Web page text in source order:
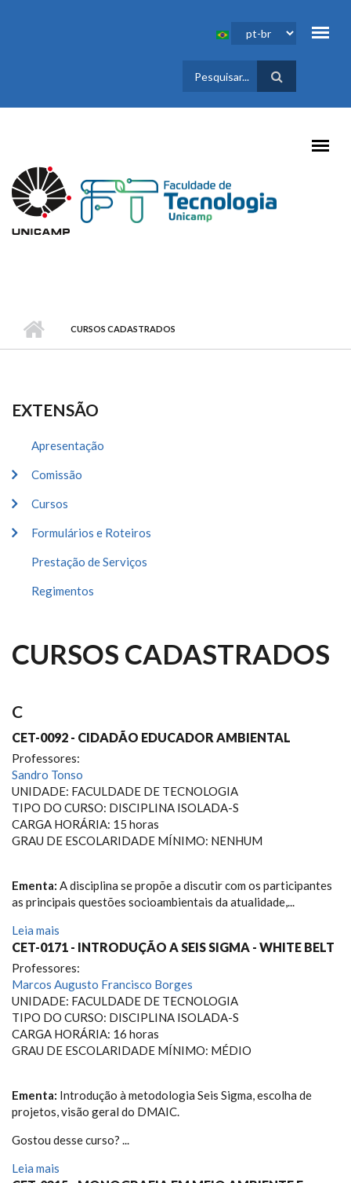
FORMULÁRIO
DE BUSCA
CURSOS CADASTRADOS
EXTENSÃO
Apresentação
Comissão
Cursos
Formulários e Roteiros
Prestação de Serviços
Regimentos
CURSOS CADASTRADOS
C
CET-0092 - CIDADÃO EDUCADOR AMBIENTAL
Professores:
Sandro Tonso
UNIDADE: FACULDADE DE TECNOLOGIA
TIPO DO CURSO: DISCIPLINA ISOLADA-S
CARGA HORÁRIA: 15 horas
GRAU DE ESCOLARIDADE MÍNIMO: NENHUM
Ementa: A disciplina se propõe a discutir com os participantes
as principais questões socioambientais da atualidade,...
Leia mais
CET-0171 - INTRODUÇÃO A SEIS SIGMA - WHITE BELT
Professores:
Marcos Augusto Francisco Borges
UNIDADE: FACULDADE DE TECNOLOGIA
TIPO DO CURSO: DISCIPLINA ISOLADA-S
CARGA HORÁRIA: 16 horas
GRAU DE ESCOLARIDADE MÍNIMO: MÉDIO
Ementa: Introdução à metodologia Seis Sigma, escolha de
projetos, visão geral do DMAIC.
Gostou desse curso? ...
Leia mais